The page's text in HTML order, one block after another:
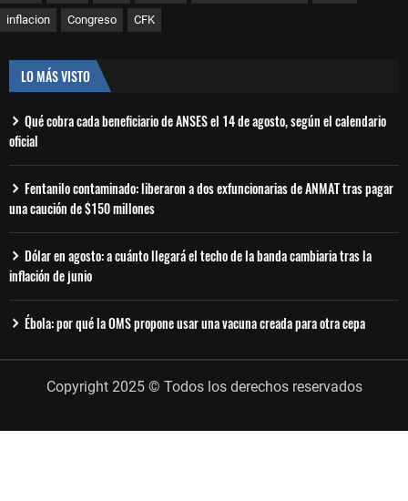
inflacion Congreso CFK
LO MÁS VISTO
Qué cobra cada beneficiario de ANSES el 14 de agosto, según el calendario
oficial
Fentanilo contaminado: liberaron a dos exfuncionarias de ANMAT tras pagar
una caución de $150 millones
Dólar en agosto: a cuánto llegará el techo de la banda cambiaria tras la
inflación de junio
Ébola: por qué la OMS propone usar una vacuna creada para otra cepa
Copyright 2025 © Todos los derechos reservados